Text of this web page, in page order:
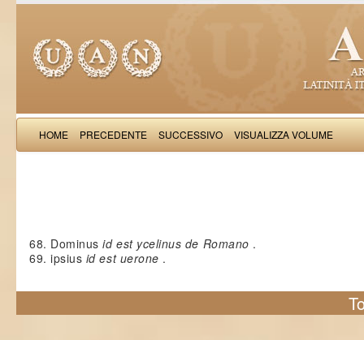
HOME PRECEDENTE SUCCESSIVO VISUALIZZA VOLUME
68. Dominusid est ycelinus de Romano .
69. ipsius id est uerone .